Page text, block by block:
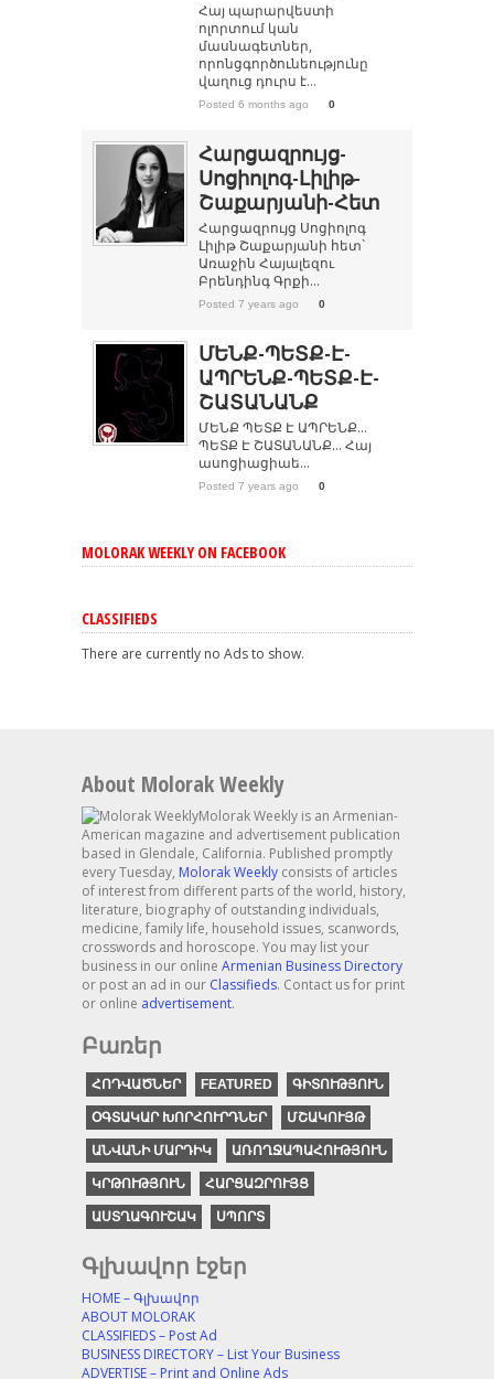
Հայ պարարվեստի
ոլորտում կան
մասնագետներ,
որոնցգործունեությունը
վաղուց դուրս է...
Posted 6 months ago 0
Հարցազրույց-
Սոցիոլոգ-Լիլիթ-
Շաքարյանի-Հետ
Հարցազրույց Սոցիոլոգ
Լիլիթ Շաքարյանի հետ`
Առաջին Հայալեզու
Բրենդինգ Գրքի...
Posted 7 years ago 0
ՄԵՆՔ-ՊԵՏՔ-Է-
ԱՊՐԵՆՔ-ՊԵՏՔ-Է-
ՇԱՏԱՆԱՆՔ
ՄԵՆՔ ՊԵՏՔ Է ԱՊՐԵՆՔ…
ՊԵՏՔ Է ՇԱՏԱՆԱՆՔ… Հայ
ասոցիացիաե...
Posted 7 years ago 0
MOLORAK WEEKLY ON FACEBOOK
CLASSIFIEDS
There are currently no Ads to show.
About Molorak Weekly
Molorak Weekly is an Armenian-
American magazine and advertisement publication
based in Glendale, California. Published promptly
every Tuesday, Molorak Weekly consists of articles
of interest from different parts of the world, history,
literature, biography of outstanding individuals,
medicine, family life, household issues, scanwords,
crosswords and horoscope. You may list your
business in our online Armenian Business Directory
or post an ad in our Classifieds. Contact us for print
or online advertisement.
Բառեր
ՀՈԴՎԱԾՆԵՐ FEATURED ԳԻՏՈՒԹՅՈՒՆ
ՕԳՏԱԿԱՐ ԽՈՐՀՈՒՐԴՆԵՐ ՄՇԱԿՈՒՅԹ
ԱՆՎԱՆԻ ՄԱՐԴԻԿ ԱՌՈՂՋԱՊԱՀՈՒԹՅՈՒՆ
ԿՐԹՈՒԹՅՈՒՆ ՀԱՐՑԱԶՐՈՒՅՑ
ԱՍՏՂԱԳՈՒՇԱԿ ՍՊՈՐՏ
Գլխավոր էջեր
HOME – Գլխավոր
ABOUT MOLORAK
CLASSIFIEDS – Post Ad
BUSINESS DIRECTORY – List Your Business
ADVERTISE – Print and Online Ads